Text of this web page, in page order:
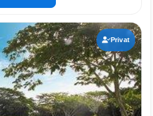
Privat